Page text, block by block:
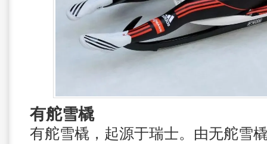
有舵雪橇
有舵雪橇，起源于瑞士。由无舵雪